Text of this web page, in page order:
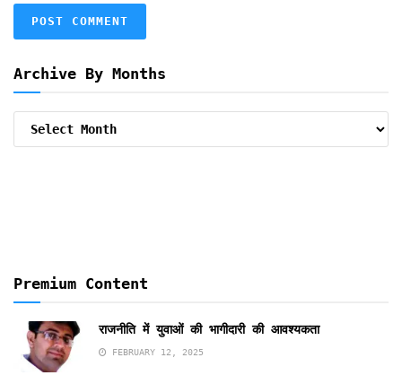
Archive By Months
Premium Content
राजनीति में युवाओं की भागीदारी की आवश्यकता
FEBRUARY 12, 2025